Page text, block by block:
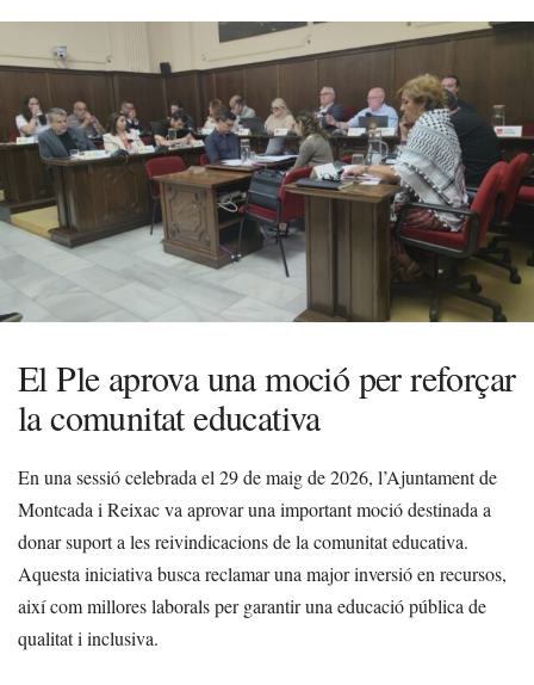
El Ple aprova una moció per reforçar
la comunitat educativa
En una sessió celebrada el 29 de maig de 2026, l’Ajuntament de
Montcada i Reixac va aprovar una important moció destinada a
donar suport a les reivindicacions de la comunitat educativa.
Aquesta iniciativa busca reclamar una major inversió en recursos,
així com millores laborals per garantir una educació pública de
qualitat i inclusiva.